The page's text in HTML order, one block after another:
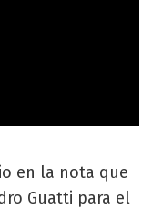
en la nota que
Guatti para el